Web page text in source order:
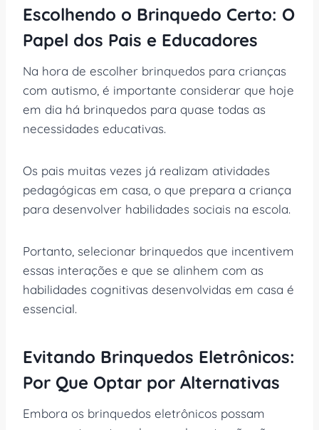
Escolhendo o Brinquedo Certo: O
Papel dos Pais e Educadores
Na hora de escolher brinquedos para crianças
com autismo, é importante considerar que hoje
em dia há brinquedos para quase todas as
necessidades educativas.
Os pais muitas vezes já realizam atividades
pedagógicas em casa, o que prepara a criança
para desenvolver habilidades sociais na escola.
Portanto, selecionar brinquedos que incentivem
essas interações e que se alinhem com as
habilidades cognitivas desenvolvidas em casa é
essencial.
Evitando Brinquedos Eletrônicos:
Por Que Optar por Alternativas
Embora os brinquedos eletrônicos possam